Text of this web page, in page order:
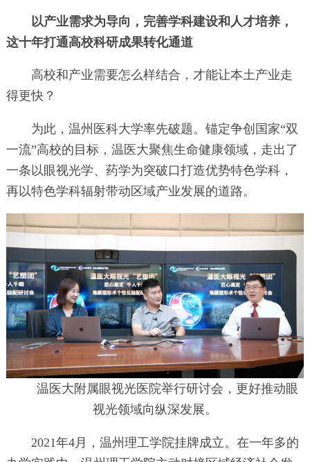
以产业需求为导向，完善学科建设和人才培养，
这十年打通高校科研成果转化通道
高校和产业需要怎么样结合，才能让本土产业走
得更快？
为此，温州医科大学率先破题。锚定争创国家“双
一流”高校的目标，温医大聚焦生命健康领域，走出了
一条以眼视光学、药学为突破口打造优势特色学科，
再以特色学科辐射带动区域产业发展的道路。
温医大附属眼视光医院举行研讨会，更好推动眼
视光领域向纵深发展。
2021年4月，温州理工学院挂牌成立。在一年多的